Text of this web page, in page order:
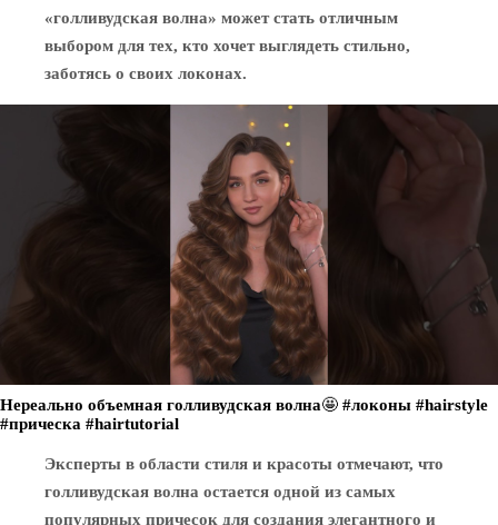
«голливудская волна» может стать отличным
выбором для тех, кто хочет выглядеть стильно,
заботясь о своих локонах.
Нереально объемная голливудская волна🤩 #локоны #hairstyle
#прическа #hairtutorial
Эксперты в области стиля и красоты отмечают, что
голливудская волна остается одной из самых
популярных причесок для создания элегантного и